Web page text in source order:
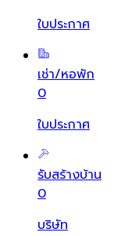
ใบประกาศ
เช่า/หอพัก
0
ใบประกาศ
รับสร้างบ้าน
0
บริษัท